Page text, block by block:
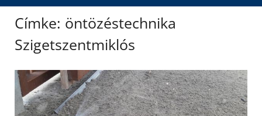
Címke: öntözéstechnika
Szigetszentmiklós